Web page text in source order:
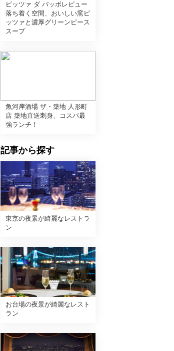
ピッツァ ダ バッボレビュー
落ち着く空間、おいしい窯ピ
ッツァと濃厚グリーンピース
スープ
魚河岸酒場 ザ・築地 人形町
店 築地直送刺身、コスパ最
強ランチ！
記事から探す
東京の夜景が綺麗なレストラ
ン
お台場の夜景が綺麗なレスト
ラン